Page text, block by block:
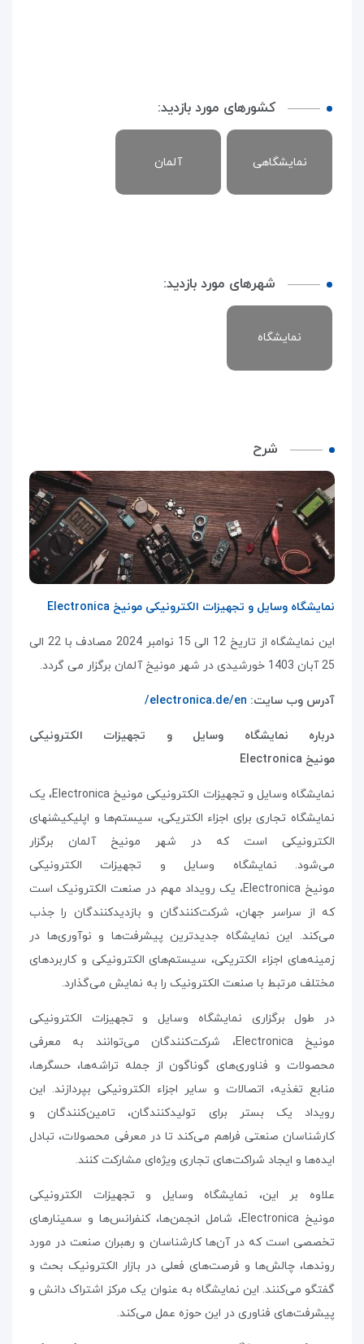
کشورهای مورد بازدید:
نمایشگاهی آلمان
شهرهای مورد بازدید:
نمایشگاه
شرح
نمایشگاه وسایل و تجهیزات الکترونیکی مونیخ Electronica
این نمایشگاه از تاریخ 12 الی 15 نوامبر 2024 مصادف با 22 الی
25 آبان 1403 خورشیدی در شهر مونیخ آلمان برگزار می گردد.
آدرس وب سایت: electronica.de/en/
درباره نمایشگاه وسایل و تجهیزات الکترونیکی
مونیخ Electronica
نمایشگاه وسایل و تجهیزات الکترونیکی مونیخ Electronica، یک
نمایشگاه تجاری برای اجزاء الکتریکی، سیستم‌ها و اپلیکیشن­های
الکترونیکی است که در شهر مونیخ آلمان برگزار
می‌شود. نمایشگاه وسایل و تجهیزات الکترونیکی
مونیخElectronica، یک رویداد مهم در صنعت الکترونیک است
که از سراسر جهان، شرکت‌کنندگان و بازدیدکنندگان را جذب
می‌کند. این نمایشگاه جدیدترین پیشرفت‌ها و نوآوری‌ها در
زمینه‌های اجزاء الکتریکی، سیستم‌های الکترونیکی و کاربردهای
مختلف مرتبط با صنعت الکترونیک را به نمایش می‌گذارد.
در طول برگزاری نمایشگاه وسایل و تجهیزات الکترونیکی
مونیخElectronica،
شرکت‌کنندگان می‌توانند به معرفی
محصولات و فناوری‌های گوناگون از جمله تراشه‌ها، حسگرها،
منابع تغذیه، اتصالات و سایر اجزاء الکترونیکی بپردازند. این
رویداد یک بستر برای تولیدکنندگان، تامین‌کنندگان و
کارشناسان صنعتی فراهم می‌کند تا در معرفی محصولات، تبادل
ایده‌ها و ایجاد شراکت‌های تجاری ویژه‌ای مشارکت کنند.
علاوه بر این، نمایشگاه وسایل و تجهیزات الکترونیکی
مونیخ Electronica، شامل انجمن‌ها، کنفرانس‌ها و سمینارهای
تخصصی است که در آن‌ها کارشناسان و رهبران صنعت در مورد
روند‌ها، چالش‌ها و فرصت‌های فعلی در بازار الکترونیک بحث و
گفتگو می‌کنند. این نمایشگاه به عنوان یک مرکز اشتراک دانش و
پیشرفت‌های فناوری در این حوزه عمل می‌کند.